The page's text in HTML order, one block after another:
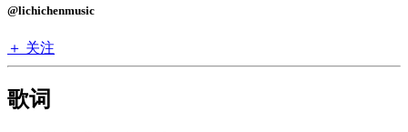
@lichichenmusic
＋ 关注
歌词